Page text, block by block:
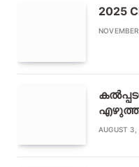
2025
AUGUST